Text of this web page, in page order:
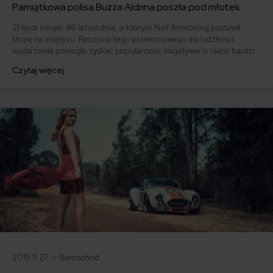
Pamiątkowa polisa Buzza Aldrina poszła pod młotek
21 lipca minęło 46 lat od dnia, w którym Neil Armstrong postawił
stopę na księżycu. Rocznica tego przełomowego dla ludzkości
wydarzenia pomogła zyskać popularność inicjatywie o nieco bardziej
ubezpieczenie Buzza Aldrina, podpisane przez niego własnoręcznie
Czytaj więcej
2018.11.27 • Samochód